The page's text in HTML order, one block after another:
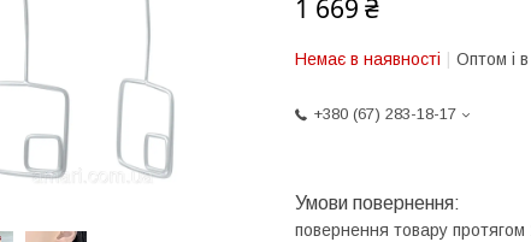
1 669 ₴
Немає в наявності Оптом і
+380 (67) 283-18-17
повернення товару протягом